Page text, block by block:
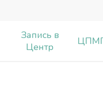
Запись в
Центр